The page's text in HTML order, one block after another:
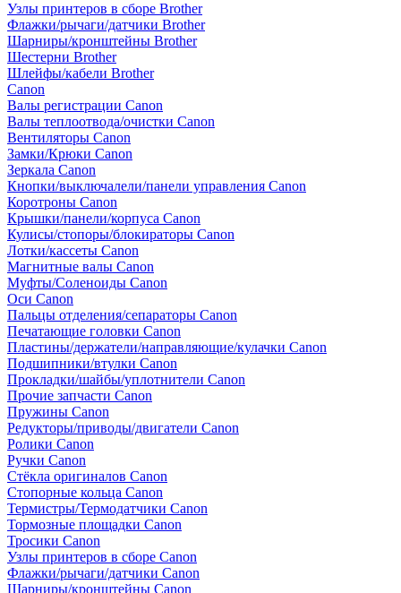
Узлы принтеров в сборе Brother
Флажки/рычаги/датчики Brother
Шарниры/кронштейны Brother
Шестерни Brother
Шлейфы/кабели Brother
Canon
Валы регистрации Canon
Валы теплоотвода/очистки Canon
Вентиляторы Canon
Замки/Крюки Canon
Зеркала Canon
Кнопки/выключалели/панели управления Canon
Коротроны Canon
Крышки/панели/корпуса Canon
Кулисы/стопоры/блокираторы Canon
Лотки/кассеты Canon
Магнитные валы Canon
Муфты/Соленоиды Canon
Оси Canon
Пальцы отделения/сепараторы Canon
Печатающие головки Canon
Пластины/держатели/направляющие/кулачки Canon
Подшипники/втулки Canon
Прокладки/шайбы/уплотнители Canon
Прочие запчасти Canon
Пружины Canon
Редукторы/приводы/двигатели Canon
Ролики Canon
Ручки Canon
Стёкла оригиналов Canon
Стопорные кольца Canon
Термистры/Термодатчики Canon
Тормозные площадки Canon
Тросики Canon
Узлы принтеров в сборе Canon
Флажки/рычаги/датчики Canon
Шарниры/кронштейны Canon